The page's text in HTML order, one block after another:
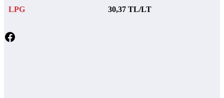
LPG 30,37 TL/LT
Facebook